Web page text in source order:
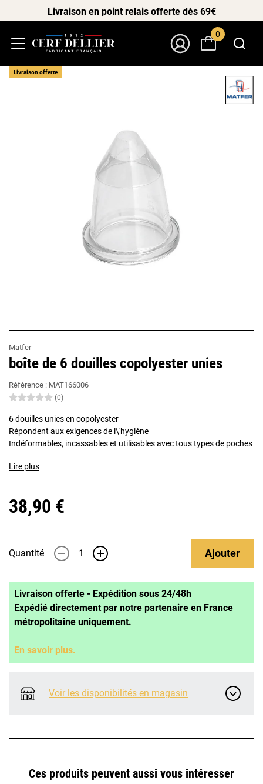
Livraison en point relais offerte dès 69€
0
Matfer
boîte de 6 douilles copolyester unies
Référence : MAT166006
(0)
6 douilles unies en copolyester
Répondent aux exigences de l\'hygiène
Indéformables, incassables et utilisables avec tous types de poches
Lire plus
38,90 €
Quantité - + Ajouter
Livraison offerte - Expédition sous 24/48h
Expédié directement par notre partenaire en France
métropolitaine uniquement.
En savoir plus.
Voir les disponibilités en magasin
Livraison offerte
Ces produits peuvent aussi vous intéresser